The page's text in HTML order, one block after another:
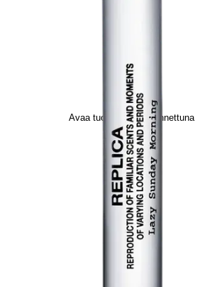
Avaa tuotekuva suurennettuna